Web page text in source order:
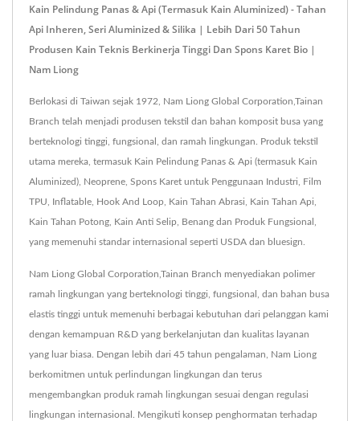
Kain Pelindung Panas & Api (termasuk Kain Aluminized) - Tahan
Api Inheren, Seri Aluminized & Silika | Lebih Dari 50 Tahun
Produsen Kain Teknis Berkinerja Tinggi Dan Spons Karet Bio |
Nam Liong
Berlokasi di Taiwan sejak 1972, Nam Liong Global Corporation,Tainan
Branch telah menjadi produsen tekstil dan bahan komposit busa yang
berteknologi tinggi, fungsional, dan ramah lingkungan. Produk tekstil
utama mereka, termasuk Kain Pelindung Panas & Api (termasuk Kain
Aluminized), Neoprene, Spons Karet untuk Penggunaan Industri, Film
TPU, Inflatable, Hook And Loop, Kain Tahan Abrasi, Kain Tahan Api,
Kain Tahan Potong, Kain Anti Selip, Benang dan Produk Fungsional,
yang memenuhi standar internasional seperti USDA dan bluesign.
Nam Liong Global Corporation,Tainan Branch menyediakan polimer
ramah lingkungan yang berteknologi tinggi, fungsional, dan bahan busa
elastis tinggi untuk memenuhi berbagai kebutuhan dari pelanggan kami
dengan kemampuan R&D yang berkelanjutan dan kualitas layanan
yang luar biasa. Dengan lebih dari 45 tahun pengalaman, Nam Liong
berkomitmen untuk perlindungan lingkungan dan terus
mengembangkan produk ramah lingkungan sesuai dengan regulasi
lingkungan internasional. Mengikuti konsep penghormatan terhadap